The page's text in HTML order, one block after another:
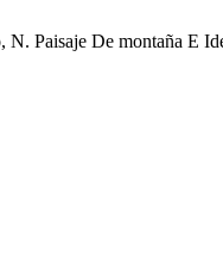
N. Paisaje De montaña E